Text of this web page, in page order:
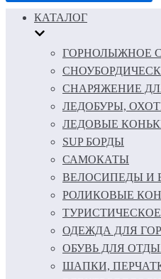
КАТАЛОГ
ГОРНОЛЫЖНОЕ
СНАРЯЖЕНИЕ
ЛЕДОБУРЫ,
ЛЕДОВЫЕ
SUP БОРДЫ
САМОКАТЫ
ВЕЛОСИПЕДЫ И
РОЛИКОВЫЕ
ОДЕЖДА ДЛЯ
ОБУВЬ ДЛЯ
ШАПКИ,